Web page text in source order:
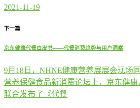
2021-11-19
下一篇
京东健康代餐白皮书——代餐消费趋势与用户洞察
9月18日，NHNE健康营养展展会现场
营养保健食品新消费论坛上，京东健
联合发布了《代餐